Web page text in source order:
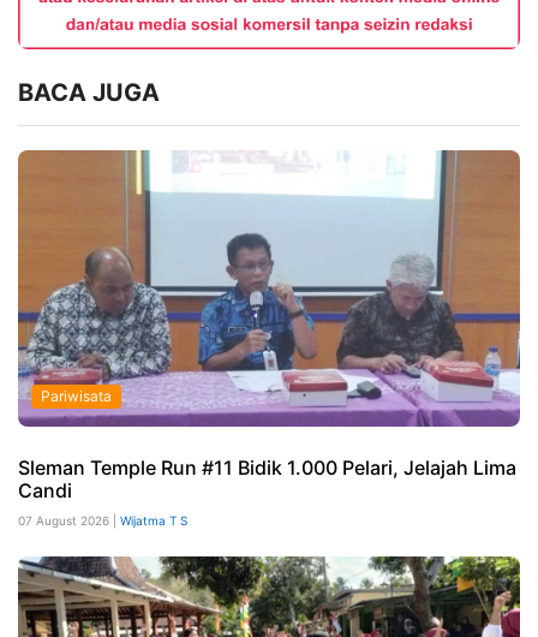
BACA JUGA
Pariwisata
Sleman Temple Run #11 Bidik 1.000 Pelari, Jelajah Lima
Candi
07 August 2026 | Wijatma T S